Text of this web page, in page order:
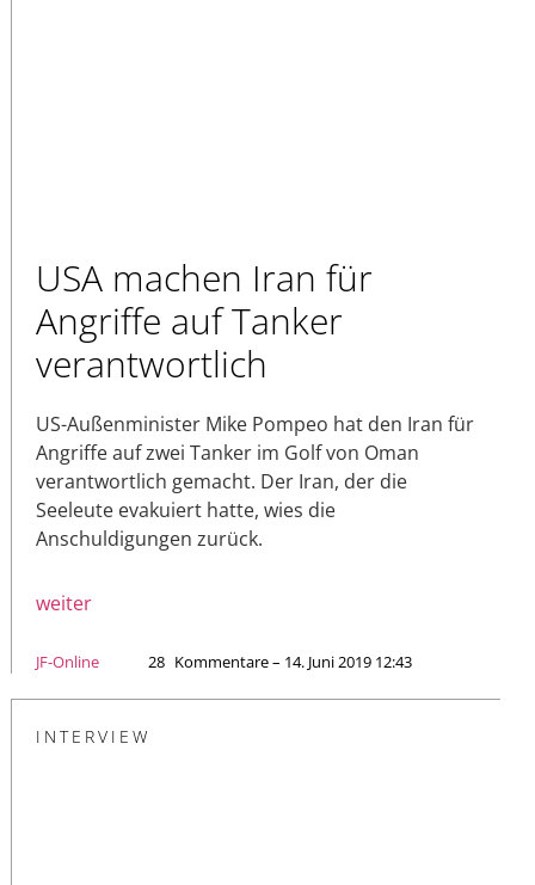
USA machen Iran für
Angriffe auf Tanker
verantwortlich
US-Außenminister Mike Pompeo hat den Iran für
Angriffe auf zwei Tanker im Golf von Oman
verantwortlich gemacht. Der Iran, der die
Seeleute evakuiert hatte, wies die
Anschuldigungen zurück.
weiter
JF-Online 28 Kommentare – 14. Juni 2019 12:43
INTERVIEW